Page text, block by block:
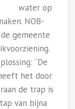
water op
NOB-
gemeente
“De
het door
de trap is
van bijna